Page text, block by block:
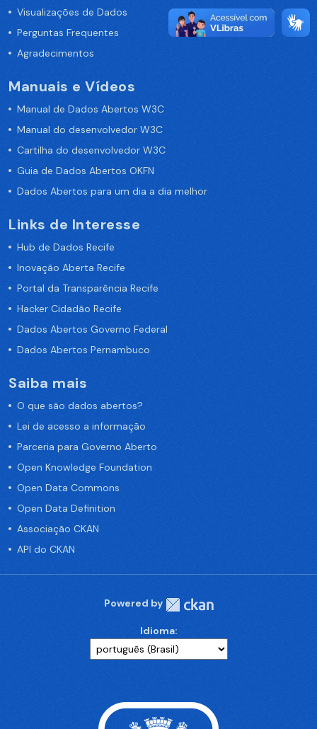
Visualizações de Dados
Perguntas Frequentes
Agradecimentos
Manuais e Vídeos
Manual de Dados Abertos W3C
Manual do desenvolvedor W3C
Cartilha do desenvolvedor W3C
Guia de Dados Abertos OKFN
Dados Abertos para um dia a dia melhor
Links de Interesse
Hub de Dados Recife
Inovação Aberta Recife
Portal da Transparência Recife
Hacker Cidadão Recife
Dados Abertos Governo Federal
Dados Abertos Pernambuco
Saiba mais
O que são dados abertos?
Lei de acesso a informação
Parceria para Governo Aberto
Open Knowledge Foundation
Open Data Commons
Open Data Definition
Associação CKAN
API do CKAN
Powered by
Idioma